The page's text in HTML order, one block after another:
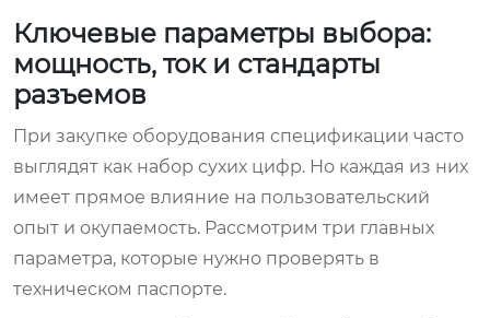
Ключевые параметры выбора:
мощность, ток и стандарты
разъемов
При закупке оборудования спецификации часто
выглядят как набор сухих цифр. Но каждая из них
имеет прямое влияние на пользовательский
опыт и окупаемость. Рассмотрим три главных
параметра, которые нужно проверять в
техническом паспорте.